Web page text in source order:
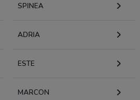
SPINEA
ADRIA
ESTE
MARCON